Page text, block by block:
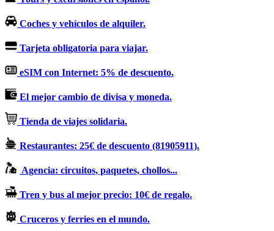
Coches y vehículos de alquiler.
Tarjeta obligatoria para viajar.
eSIM con Internet: 5% de descuento.
El mejor cambio de divisa y moneda.
Tienda de viajes solidaria.
Restaurantes: 25€ de descuento (81905911).
Agencia: circuitos, paquetes, chollos...
Tren y bus al mejor precio: 10€ de regalo.
Cruceros y ferries en el mundo.